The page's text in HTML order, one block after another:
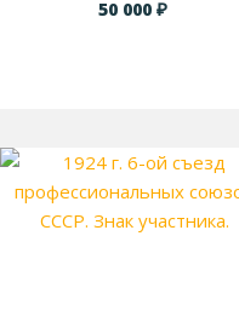
50 000 ₽